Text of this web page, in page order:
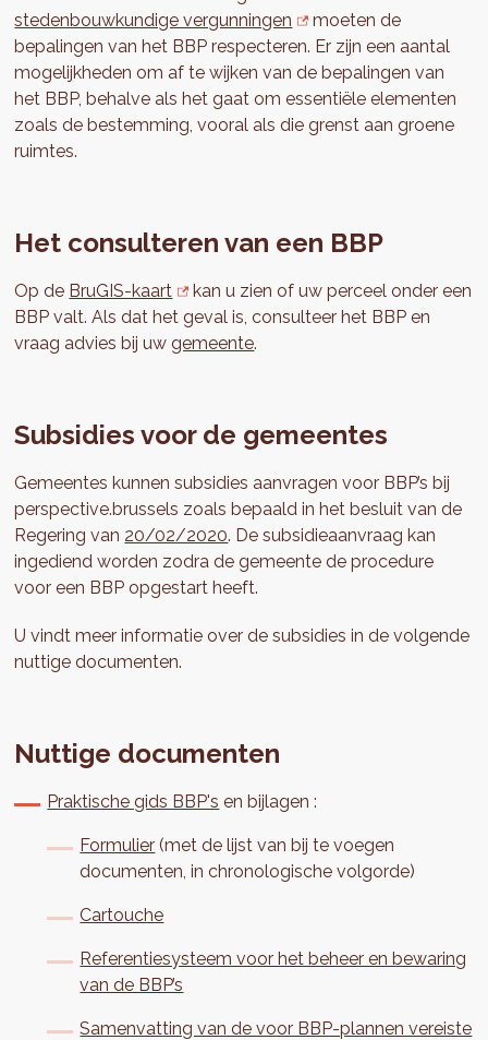
stedenbouwkundige vergunningen
moeten de
bepalingen van het BBP respecteren. Er zijn een aantal
mogelijkheden om af te wijken van de bepalingen van
het BBP, behalve als het gaat om essentiële elementen
zoals de bestemming, vooral als die grenst aan groene
ruimtes.
Het consulteren van een BBP
Op de BruGIS-kaart
kan u zien of uw perceel onder een
BBP valt. Als dat het geval is, consulteer het BBP en
vraag advies bij uwgemeente.
Subsidies voor de gemeentes
Gemeentes kunnen subsidies aanvragen voor BBP’s bij
perspective.brussels zoals bepaald in het besluit van de
Regering van 20/02/2020. De subsidieaanvraag kan
ingediend worden zodra de gemeente de procedure
voor een BBP opgestart heeft.
U vindt meer informatie over de subsidies in de volgende
nuttige documenten.
Nuttige documenten
Praktische gids BBP's en bijlagen :
Formulier (met de lijst van bij te voegen
documenten, in chronologische volgorde)
Cartouche
Referentiesysteem voor het beheer en bewaring
van de BBP’s
Samenvatting van de voor BBP-plannen vereiste